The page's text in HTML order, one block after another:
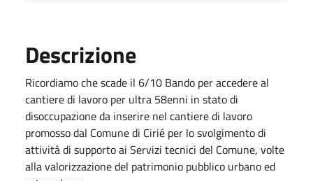
Descrizione
Ricordiamo che scade il 6/10 Bando per accedere al
cantiere di lavoro per ultra 58enni in stato di
disoccupazione da inserire nel cantiere di lavoro
promosso dal Comune di Cirié per lo svolgimento di
attività di supporto ai Servizi tecnici del Comune, volte
alla valorizzazione del patrimonio pubblico urbano ed